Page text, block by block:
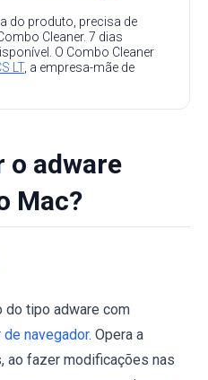
do produto, precisa de
Cleaner. 7 dias
O Combo Cleaner
LT, a empresa-mãe de
o adware
Mac?
do tipo adware com
navegador. Opera a
ao fazer modificações nas